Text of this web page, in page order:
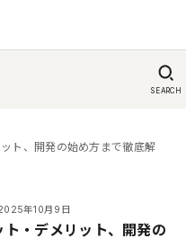
SEARCH
ト、開発の始め方まで徹底解
年10月9日
・デメリット、開発の